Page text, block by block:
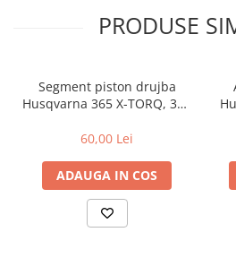
PRODUSE
Segment piston drujba
Husqvarna 365 X-TORQ, 372
60,00 Lei
ADAUGA IN COS